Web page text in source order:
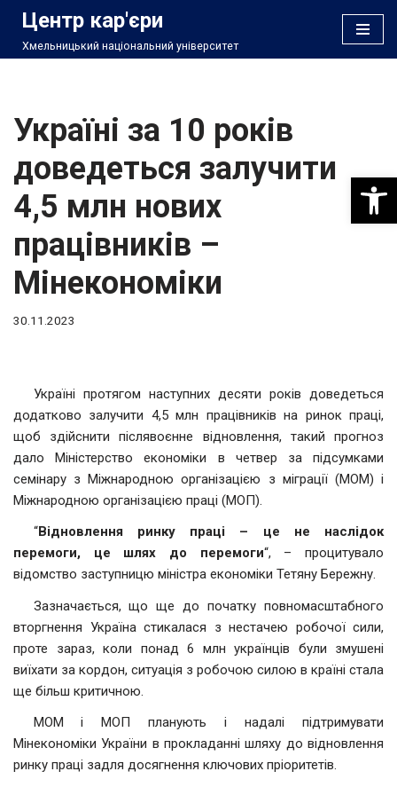
Перейти
Центр кар'єри
Хмельницький національний університет
Україні за 10 років
доведеться залучити
4,5 млн нових
працівників –
Мінекономіки
30.11.2023
Україні протягом наступних десяти років доведеться
додатково залучити 4,5 млн працівників на ринок праці,
щоб здійснити післявоєнне відновлення, такий прогноз
дало Міністерство економіки в четвер за підсумками
семінару з Міжнародною організацією з міграції (МОМ) і
Міжнародною організацією праці (МОП).
“Відновлення ринку праці – це не наслідок
перемоги, це шлях до перемоги“, – процитувало
відомство заступницю міністра економіки Тетяну Бережну.
Зазначається, що ще до початку повномасштабного
вторгнення Україна стикалася з нестачею робочої сили,
проте зараз, коли понад 6 млн українців були змушені
виїхати за кордон, ситуація з робочою силою в країні стала
ще більш критичною.
МОМ і МОП планують і надалі підтримувати
Мінекономіки України в прокладанні шляху до відновлення
ринку праці задля досягнення ключових пріоритетів.